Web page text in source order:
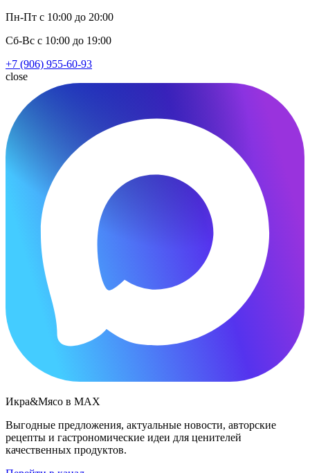
Пн-Пт с 10:00 до 20:00
Сб-Вс с 10:00 до 19:00
+7 (906) 955-60-93
close
Икра&Мясо в МАХ
Выгодные предложения, актуальные новости, авторские
рецепты и гастрономические идеи для ценителей
качественных продуктов.